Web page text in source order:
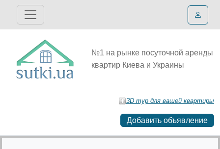
№1 на рынке посуточной аренды
квартир Киева и Украины
3D тур для вашей квартиры
Добавить объявление